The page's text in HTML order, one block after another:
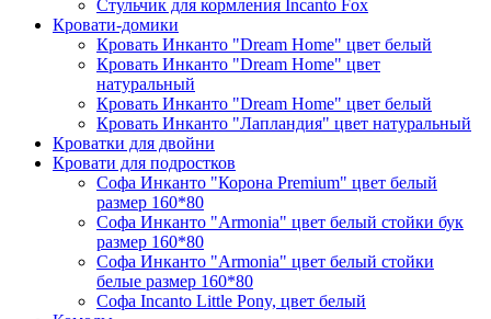
Стульчик для кормления Incanto Fox
Кровати-домики
Кровать Инканто "Dream Home" цвет белый
Кровать Инканто "Dream Home" цвет
натуральный
Кровать Инканто "Dream Home" цвет белый
Кровать Инканто "Лапландия" цвет натуральный
Кроватки для двойни
Кровати для подростков
Софа Инканто "Корона Premium" цвет белый
размер 160*80
Софа Инканто "Armonia" цвет белый стойки бук
размер 160*80
Софа Инканто "Armonia" цвет белый стойки
белые размер 160*80
Софа Incanto Little Pony, цвет белый